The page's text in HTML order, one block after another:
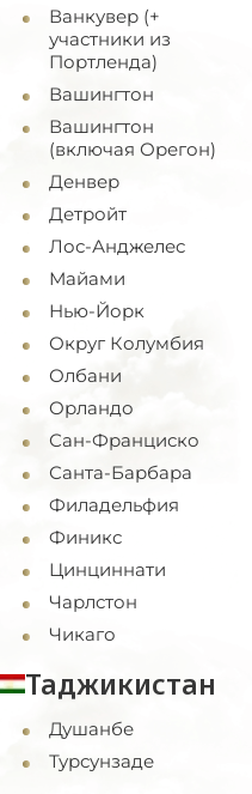
Ванкувер (+
участники из
Портленда)
Вашингтон
Вашингтон
(включая Орегон)
Денвер
Детройт
Лос-Анджелес
Майами
Нью-Йорк
Округ Колумбия
Олбани
Орландо
Сан-Франциско
Санта-Барбара
Филадельфия
Финикс
Цинциннати
Чарлстон
Чикаго
Таджикистан
Душанбе
Турсунзаде